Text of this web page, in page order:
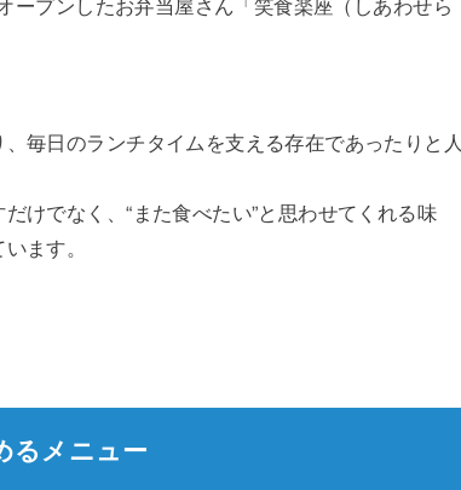
プンしたお弁当屋さん「笑食楽座（しあわせら
毎日のランチタイムを支える存在であったりと人
けでなく、“また食べたい”と思わせてくれる味
ます。
るメニュー